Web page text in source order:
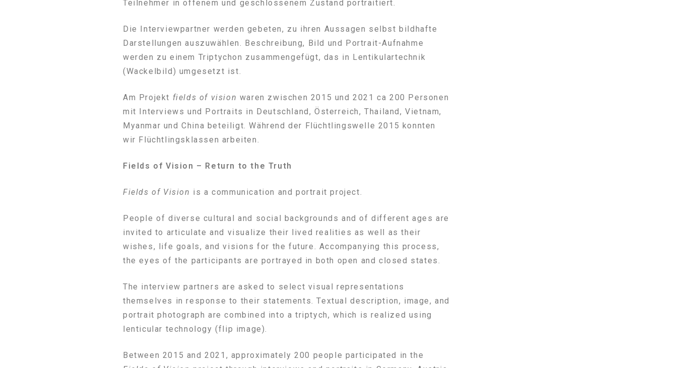
Teilnehmer in offenem und geschlossenem Zustand portraitiert.
Die Interviewpartner werden gebeten, zu ihren Aussagen selbst bildhafte
Darstellungen auszuwählen. Beschreibung, Bild und Portrait-Aufnahme
werden zu einem Triptychon zusammengefügt, das in Lentikulartechnik
(Wackelbild) umgesetzt ist.
Am Projekt fields of vision waren zwischen 2015 und 2021 ca 200 Personen
mit Interviews und Portraits in Deutschland, Österreich, Thailand, Vietnam,
Myanmar und China beteiligt. Während der Flüchtlingswelle 2015 konnten
wir Flüchtlingsklassen arbeiten.
Fields of Vision – Return to the Truth
Fields of Vision is a communication and portrait project.
People of diverse cultural and social backgrounds and of different ages are
invited to articulate and visualize their lived realities as well as their
wishes, life goals, and visions for the future. Accompanying this process,
the eyes of the participants are portrayed in both open and closed states.
The interview partners are asked to select visual representations
themselves in response to their statements. Textual description, image, and
portrait photograph are combined into a triptych, which is realized using
lenticular technology (flip image).
Between 2015 and 2021, approximately 200 people participated in the